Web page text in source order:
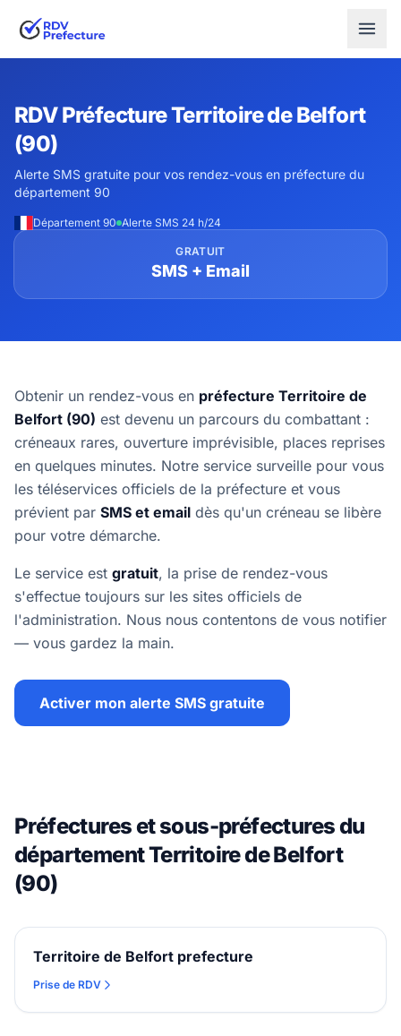
RDV Préfecture Territoire de Belfort
(90)
Alerte SMS gratuite pour vos rendez-vous en préfecture du
département 90
Département 90 Alerte SMS 24 h/24
GRATUIT
SMS + Email
Obtenir un rendez-vous en préfecture Territoire de
Belfort (90) est devenu un parcours du combattant :
créneaux rares, ouverture imprévisible, places reprises
en quelques minutes. Notre service surveille pour vous
les téléservices officiels de la préfecture et vous
prévient par SMS et email dès qu'un créneau se libère
pour votre démarche.
Le service est gratuit, la prise de rendez-vous
s'effectue toujours sur les sites officiels de
l'administration. Nous nous contentons de vous notifier
— vous gardez la main.
Activer mon alerte SMS gratuite
Préfectures et sous-préfectures du
département Territoire de Belfort
(90)
Territoire de Belfort prefecture
Prise de RDV